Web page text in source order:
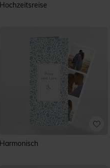
Hochzeitsreise
Harmonisch